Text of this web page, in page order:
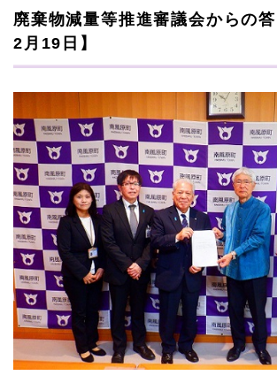
廃棄物減量等推進審議会からの
2月19日】